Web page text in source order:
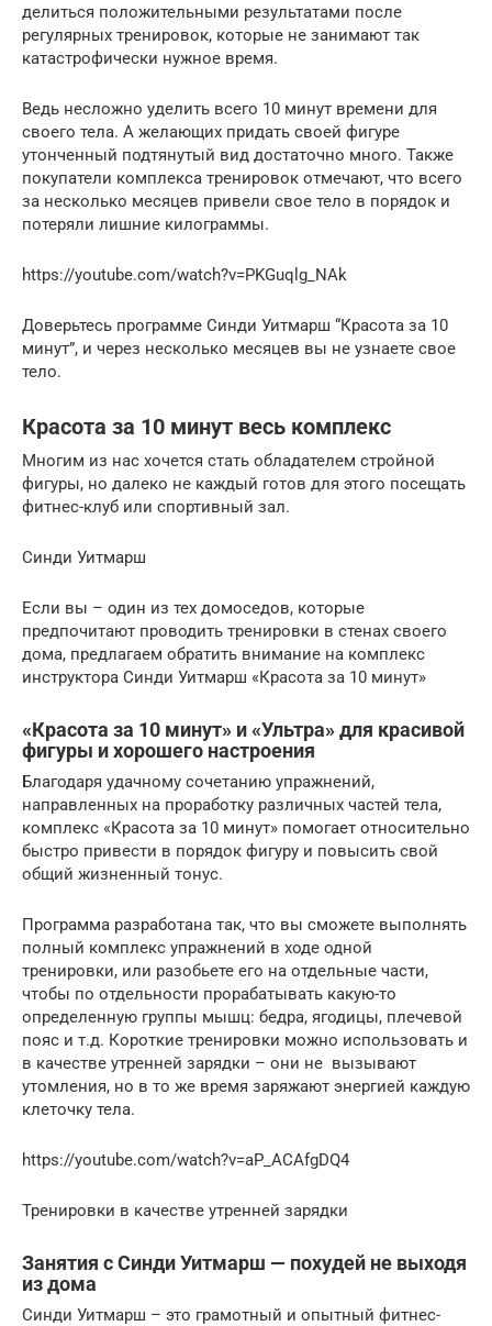
делиться положительными результатами после
регулярных тренировок, которые не занимают так
катастрофически нужное время.
Ведь несложно уделить всего 10 минут времени для
своего тела. А желающих придать своей фигуре
утонченный подтянутый вид достаточно много. Также
покупатели комплекса тренировок отмечают, что всего
за несколько месяцев привели свое тело в порядок и
потеряли лишние килограммы.
https://youtube.com/watch?v=PKGuqlg_NAk
Доверьтесь программе Синди Уитмарш “Красота за 10
минут”, и через несколько месяцев вы не узнаете свое
тело.
Красота за 10 минут весь комплекс
Многим из нас хочется стать обладателем стройной
фигуры, но далеко не каждый готов для этого посещать
фитнес-клуб или спортивный зал.
Синди Уитмарш
Если вы – один из тех домоседов, которые
предпочитают проводить тренировки в стенах своего
дома, предлагаем обратить внимание на комплекс
инструктора Синди Уитмарш «Красота за 10 минут»
«Красота за 10 минут» и «Ультра» для красивой
фигуры и хорошего настроения
Благодаря удачному сочетанию упражнений,
направленных на проработку различных частей тела,
комплекс «Красота за 10 минут» помогает относительно
быстро привести в порядок фигуру и повысить свой
общий жизненный тонус.
Программа разработана так, что вы сможете выполнять
полный комплекс упражнений в ходе одной
тренировки, или разобьете его на отдельные части,
чтобы по отдельности прорабатывать какую-то
определенную группы мышц: бедра, ягодицы, плечевой
пояс и т.д. Короткие тренировки можно использовать и
в качестве утренней зарядки – они не вызывают
утомления, но в то же время заряжают энергией каждую
клеточку тела.
https://youtube.com/watch?v=aP_ACAfgDQ4
Тренировки в качестве утренней зарядки
Занятия с Синди Уитмарш — похудей не выходя
из дома
Синди Уитмарш – это грамотный и опытный фитнес-